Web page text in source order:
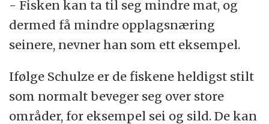
- Fisken kan ta til seg mindre mat, og
dermed få mindre opplagsnæring
seinere, nevner han som ett eksempel.
Ifølge Schulze er de fiskene heldigst stilt
som normalt beveger seg over store
områder, for eksempel sei og sild. De kan